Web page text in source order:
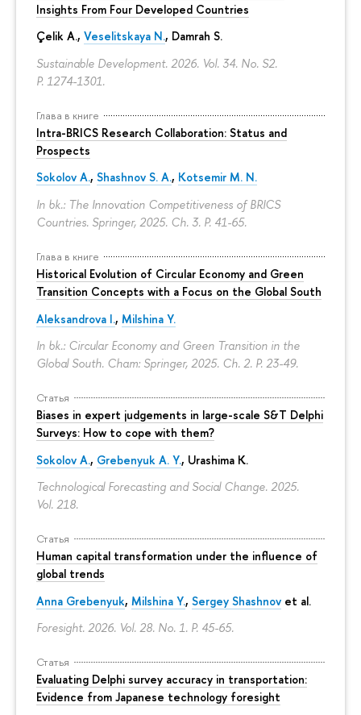
Insights From Four Developed Countries
Çelik A., Veselitskaya N., Damrah S.
Sustainable Development. 2026. Vol. 34. No. S2.
P. 1274-1301.
Глава в книге
Intra-BRICS Research Collaboration: Status and
Prospects
Sokolov A., Shashnov S. A., Kotsemir M. N.
In bk.: The Innovation Competitiveness of BRICS
Countries. Springer, 2025. Ch. 3. P. 41-65.
Глава в книге
Historical Evolution of Circular Economy and Green
Transition Concepts with a Focus on the Global South
Aleksandrova I., Milshina Y.
In bk.: Circular Economy and Green Transition in the
Global South. Cham: Springer, 2025. Ch. 2. P. 23-49.
Статья
Biases in expert judgements in large-scale S&T Delphi
Surveys: How to cope with them?
Sokolov A., Grebenyuk A. Y., Urashima K.
Technological Forecasting and Social Change. 2025.
Vol. 218.
Статья
Human capital transformation under the influence of
global trends
Anna Grebenyuk, Milshina Y., Sergey Shashnov et al.
Foresight. 2026. Vol. 28. No. 1. P. 45-65.
Статья
Evaluating Delphi survey accuracy in transportation:
Evidence from Japanese technology foresight